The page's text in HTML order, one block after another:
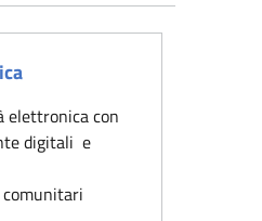
elettronica con
digitali e
comunitari